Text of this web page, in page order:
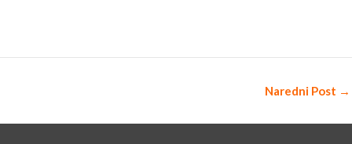
Naredni Post →